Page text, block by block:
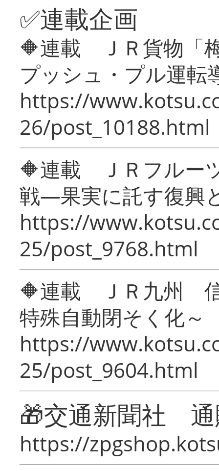
✅連載企画
🔶連載 ＪＲ貨物「
プッシュ・プル運転
https://
26/post_10188.html
🔶連載 ＪＲフルー
戦―果実に託す復興
https://
25/post_9768.html
🔶連載 ＪＲ九州 信
特殊自動閉そく化～
https://
25/post_9604.html
🎁交通新聞社
https://